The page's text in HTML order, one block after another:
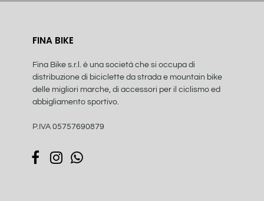
FINA BIKE
Fina Bike s.r.l. è una società che si occupa di
distribuzione di biciclette da strada e mountain bike
delle migliori marche, di accessori per il ciclismo ed
abbigliamento sportivo.
P.IVA 05757690879